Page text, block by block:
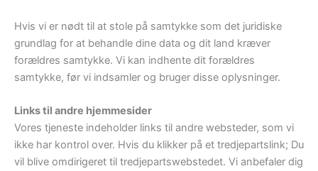
Hvis vi er nødt til at stole på samtykke som det juridiske
grundlag for at behandle dine data og dit land kræver
forældres samtykke. Vi kan indhente dit forældres
samtykke, før vi indsamler og bruger disse oplysninger.
Links til andre hjemmesider
Vores tjeneste indeholder links til andre websteder, som vi
ikke har kontrol over. Hvis du klikker på et tredjepartslink; Du
vil blive omdirigeret til tredjepartswebstedet. Vi anbefaler dig